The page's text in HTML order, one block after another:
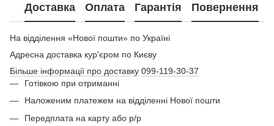
Доставка Оплата Гарантія Повернення
На відділення «Нової пошти» по Україні
Адресна доставка кур'єром по Києву
Більше інформації про доставку 099-119-30-37
Готівкою при отриманні
Наложеним платежем на відділенні Нової пошти
Передплата на карту або р/р